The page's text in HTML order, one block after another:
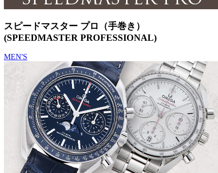
スピードマスター プロ（手巻き）
(SPEEDMASTER PROFESSIONAL)
MEN'S